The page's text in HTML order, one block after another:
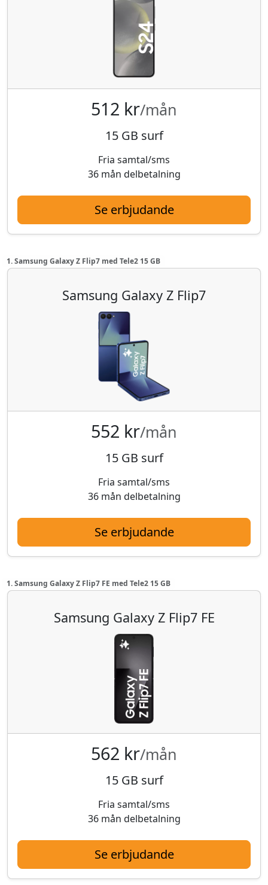
512 kr/mån
15 GB surf
Fria samtal/sms
36 mån delbetalning
Se erbjudande
1. Samsung Galaxy Z Flip7 med Tele2 15 GB
Samsung Galaxy Z Flip7
552 kr/mån
15 GB surf
Fria samtal/sms
36 mån delbetalning
Se erbjudande
1. Samsung Galaxy Z Flip7 FE med Tele2 15 GB
Samsung Galaxy Z Flip7 FE
562 kr/mån
15 GB surf
Fria samtal/sms
36 mån delbetalning
Se erbjudande